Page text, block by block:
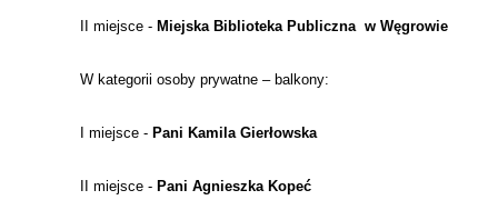
II miejsce - Miejska Biblioteka Publiczna w Węgrowie
W kategorii osoby prywatne – balkony:
I miejsce - Pani Kamila Gierłowska
II miejsce - Pani Agnieszka Kopeć